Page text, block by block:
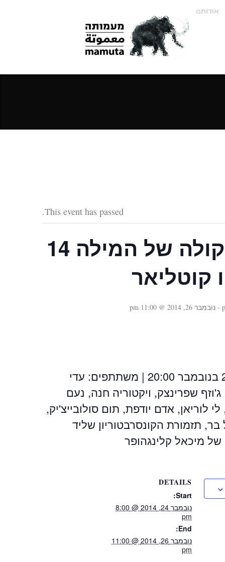
אודותנו
This event has passed.
פסטיבל קולה של המילה 14
קוטליאר
- נובמבר 26, 2014 @ 11:00 pm
תוכנית 1 – 24 ו26 בנובמבר 20:00 | משתתפים: עדי
שפרינצק, ויקטוריה חנה, נעם
לוריאן, אדם יודפת, תום סולובייצ'יק,
תזמורת הקונסרבטוריון שליד
של מיכאל קלינגהופר
DETAILS
Start:
נובמבר 24, 2014 @ 8:00
pm
End:
נובמבר 26, 2014 @ 11:00
pm